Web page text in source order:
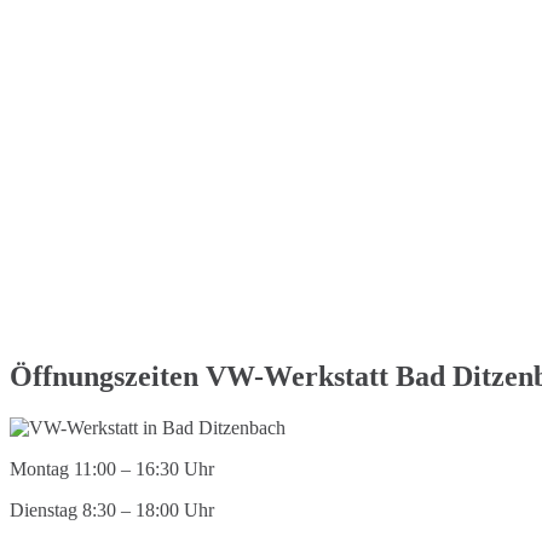
Öffnungszeiten VW-Werkstatt Bad
Montag 11:00 – 16:30 Uhr
Dienstag 8:30 – 18:00 Uhr